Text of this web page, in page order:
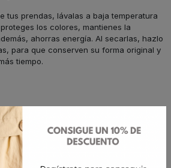
tus prendas, lávalas a baja temperatura
los colores, mantienes la
ahorras energía. Al secarlas, hazlo
para que conserven su forma original y
tiempo.